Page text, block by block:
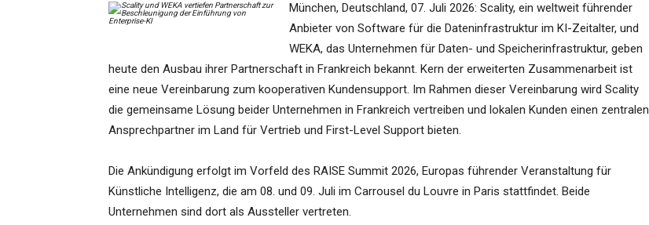
München, Deutschland, 07. Juli 2026: Scality, ein weltweit führender
Anbieter von Software für die Dateninfrastruktur im KI-Zeitalter, und
WEKA, das Unternehmen für Daten- und Speicherinfrastruktur, geben
heute den Ausbau ihrer Partnerschaft in Frankreich bekannt. Kern der erweiterten Zusammenarbeit ist
eine neue Vereinbarung zum kooperativen Kundensupport. Im Rahmen dieser Vereinbarung wird Scality
die gemeinsame Lösung beider Unternehmen in Frankreich vertreiben und lokalen Kunden einen zentralen
Ansprechpartner im Land für Vertrieb und First-Level Support bieten.
Die Ankündigung erfolgt im Vorfeld des RAISE Summit 2026, Europas führender Veranstaltung für
Künstliche Intelligenz, die am 08. und 09. Juli im Carrousel du Louvre in Paris stattfindet. Beide
Unternehmen sind dort als Aussteller vertreten.